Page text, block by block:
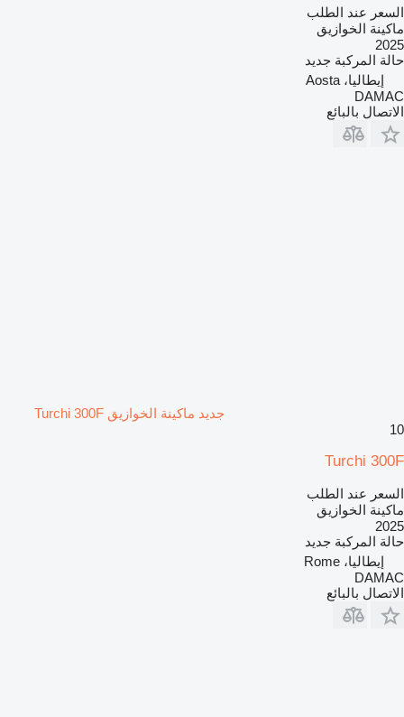
السعر عند الطلب
ماكينة الخوازيق
2025
حالة المركبة جديد
إيطاليا، Aosta
DAMAC
الاتصال بالبائع
جديد ماكينة الخوازيق Turchi 300F
10
Turchi 300F
السعر عند الطلب
ماكينة الخوازيق
2025
حالة المركبة جديد
إيطاليا، Rome
DAMAC
الاتصال بالبائع